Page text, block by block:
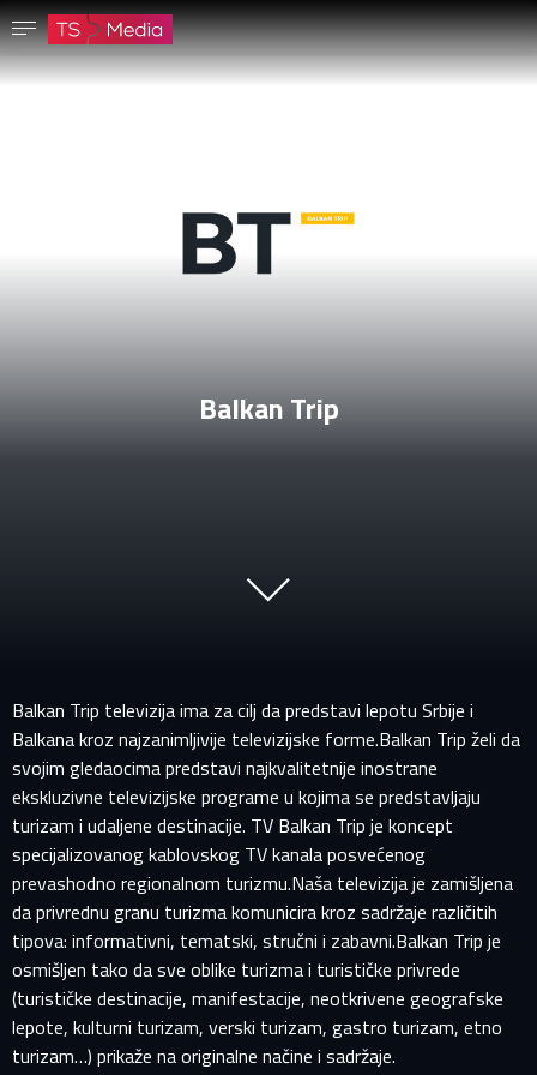
Potvrdi lozinku
Balkan Trip
Balkan Trip televizija ima za cilj da predstavi lepotu Srbije i
Balkana kroz najzanimljivije televizijske forme.Balkan Trip želi da
svojim gledaocima predstavi najkvalitetnije inostrane
ekskluzivne televizijske programe u kojima se predstavljaju
turizam i udaljene destinacije. TV Balkan Trip je koncept
specijalizovanog kablovskog TV kanala posvećenog
prevashodno regionalnom turizmu.Naša televizija je zamišljena
da privrednu granu turizma komunicira kroz sadržaje različitih
tipova: informativni, tematski, stručni i zabavni.Balkan Trip je
osmišljen tako da sve oblike turizma i turističke privrede
(turističke destinacije, manifestacije, neotkrivene geografske
lepote, kulturni turizam, verski turizam, gastro turizam, etno
turizam…) prikaže na originalne načine i sadržaje.